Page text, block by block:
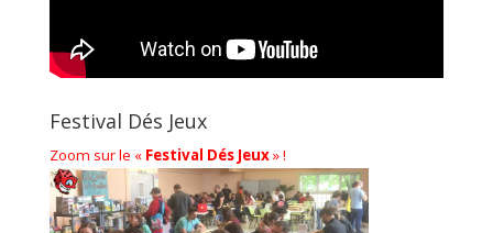
Festival Dés Jeux
Zoom sur le « Festival Dés Jeux» !